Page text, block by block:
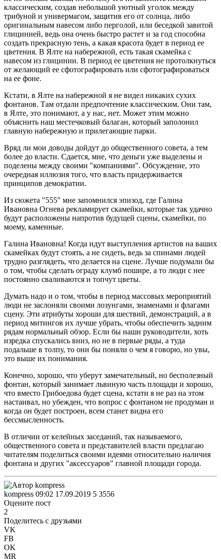
классическим, создав небольшой уютный уголок между
трибуной и универмагом, защитив его от солнца, либо
оригинальным навесом либо перголой, или беседкой завитой
глицинией, ведь она очень быстро растет и за год способна
создать прекрасную тень, а какая красота будет в период ее
цветения. В Ялте на набережной, есть такая скамейка с
навесом из глицинии. В период ее цветения не протолкнуться
от желающий ее сфотографировать или сфотографироваться
на ее фоне.
Кстати, в Ялте на набережной я не видел никаких сухих
фонтанов. Там отдали предпочтение классическим. Они там,
в Ялте, это понимают, а у нас, нет. Может этим можно
объяснить наш местечковый балаган, который заполонил
главную набережную и прилегающие парки.
Вряд ли мои доводы дойдут до общественного совета, а тем
более до власти. Сдается, мне, что деньги уже выделены и
поделены между своими "компаниями". Обсуждение, это
очередная иллюзия того, что власть придерживается
принципов демократии.
Из сюжета "555" мне запомнился эпизод, где Галина
Ивановна Огнева рекламирует скамейки, которые так удачно
будут расположены напротив будущей сцены, скамейки, по
моему, каменные.
Галина Ивановна! Когда идут выступления артистов на ваших
скамейках будут стоять, а не сидеть, ведь за спинами людей
трудно разглядеть, что делается на сцене. Лучше подумали бы
о том, чтобы сделать ограду клумб пошире, а то люди с нее
постоянно сваливаются и топчут цветы.
Думать надо и о том, чтобы в период массовых мероприятий
люди не заслоняли своими лозунгами, знаменами и флагами
сцену. Эти атрибуты хороши для шествий, демонстраций, а в
период митингов их лучше убрать, чтобы обеспечить задним
рядам нормальный обзор. Если бы наши руководители, хоть
изредка спускались вниз, но не в первые ряды, а туда
подальше в толпу, то они бы поняли о чем я говорю, но увы,
это выше их понимания.
Конечно, хорошо, что уберут замечательный, но бесполезный
фонтан, который занимает львиную часть площади и хорошо,
что вместо Грибоедова будет сцена, кстати я не раз на этом
настаивал, но убежден, что вопрос с фонтаном не продуман и
когда он будет построен, всем станет видна его
бессмысленность.
В отличии от келейных заседаний, так называемого,
общественного совета и представителей власти предлагаю
читателям поделиться своими идеями относительно наличия
фонтана и других "аксессуаров" главной площади города.
kompress 09:02 17.09.2019 5 3556
Оцените пост
2
Поделитесь с друзьями
VK
FB
OK
MR